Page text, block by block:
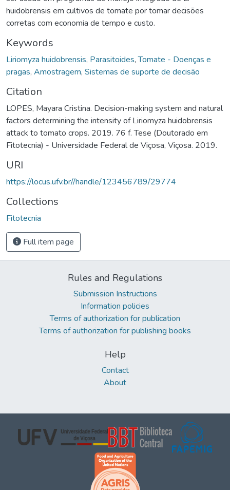
huidobrensis em cultivos de tomate por tomar decisões
corretas com economia de tempo e custo.
Keywords
Liriomyza huidobrensis, Parasitoides,Tomate - Doenças e
pragas, Amostragem, Sistemas de suporte de decisão
Citation
LOPES, Mayara Cristina. Decision-making system and natural
factors determining the intensity of Liriomyza huidobrensis
attack to tomato crops. 2019. 76 f. Tese (Doutorado em
Fitotecnia) - Universidade Federal de Viçosa, Viçosa. 2019.
URI
https://locus.ufv.br//handle/123456789/29774
Collections
Fitotecnia
Full item page
Rules and Regulations
Submission Instructions
Information policies
Terms of authorization for publication
Terms of authorization for publishing books
Help
Contact
About